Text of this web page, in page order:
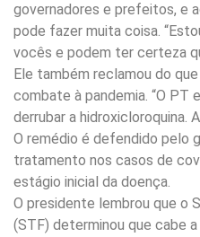
governadores e prefeitos, e
pode fazer muita coisa.
vocês e podem ter certeza
Ele também reclamou do
combate à pandemia. “O PT
derrubar a hidroxicloroquina.
O remédio é defendido pelo
tratamento nos casos de
estágio inicial da doença.
O presidente lembrou que o
(STF) determinou que cabe